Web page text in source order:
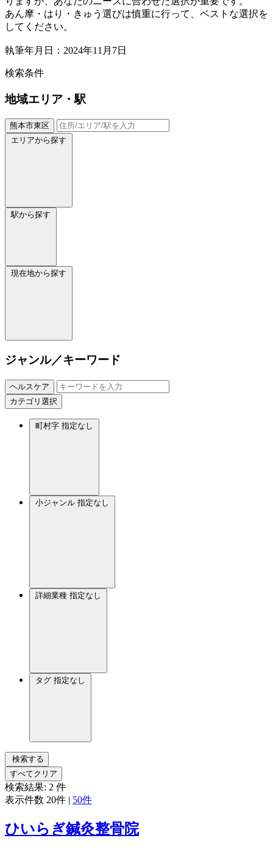
あん摩・はり・きゅう選びは慎重に行って、ベストな選択を
してください。
執筆年月日：2024年11月7日
検索条件
地域エリア・駅
熊本市東区
エリアから探す
駅から探す
現在地から探す
ジャンル／キーワード
ヘルスケア
カテゴリ選択
町村字 指定なし
小ジャンル 指定なし
詳細業種 指定なし
タグ 指定なし
検索する
すべてクリア
検索結果: 2 件
表示件数 20件 | 50件
ひいらぎ鍼灸整骨院